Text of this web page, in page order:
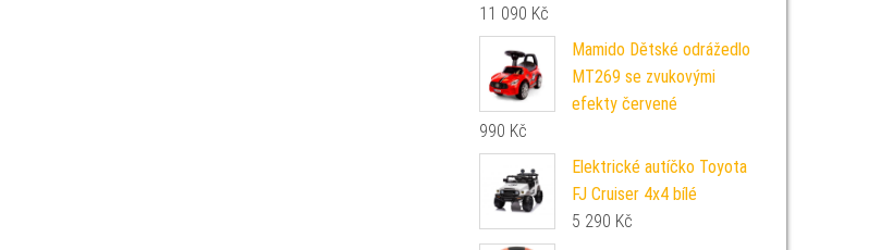
11 090 Kč
Mamido Dětské odrážedlo
MT269 se zvukovými
efekty červené
990 Kč
Elektrické autíčko Toyota
FJ Cruiser 4x4 bílé
5 290 Kč